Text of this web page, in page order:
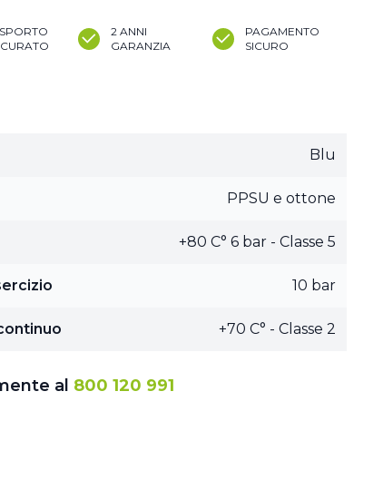
2 ANNI
GARANZIA
PAGAMENTO
SICURO
Blu
PPSU e ottone
+80 C° 6 bar - Classe 5
10 bar
+70 C° - Classe 2
al 800 120 991